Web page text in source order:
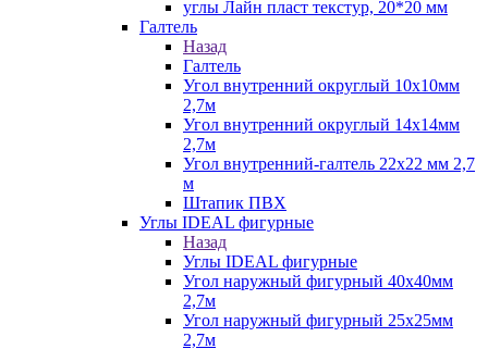
углы Лайн пласт текстур, 20*20 мм
Галтель
Назад
Галтель
Угол внутренний округлый 10х10мм
2,7м
Угол внутренний округлый 14х14мм
2,7м
Угол внутренний-галтель 22х22 мм 2,7
м
Штапик ПВХ
Углы IDEAL фигурные
Назад
Углы IDEAL фигурные
Угол наружный фигурный 40х40мм
2,7м
Угол наружный фигурный 25х25мм
2,7м